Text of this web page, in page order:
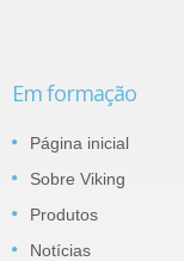
Em formação
Página inicial
Sobre Viking
Produtos
Notícias